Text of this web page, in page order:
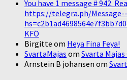
You have 1 message # 942.
https://telegra.ph/Message--
KFÖ
Birgitte om Heya Fina Feya!
SvartaMajas om Svarta
Arnstein B johansen om